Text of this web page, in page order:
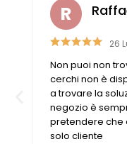
26
Non puoi non
cerchi non è
a trovare la
negozio è
pretendere che
solo cliente